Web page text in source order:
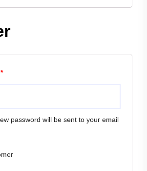
*
password will be sent to your email